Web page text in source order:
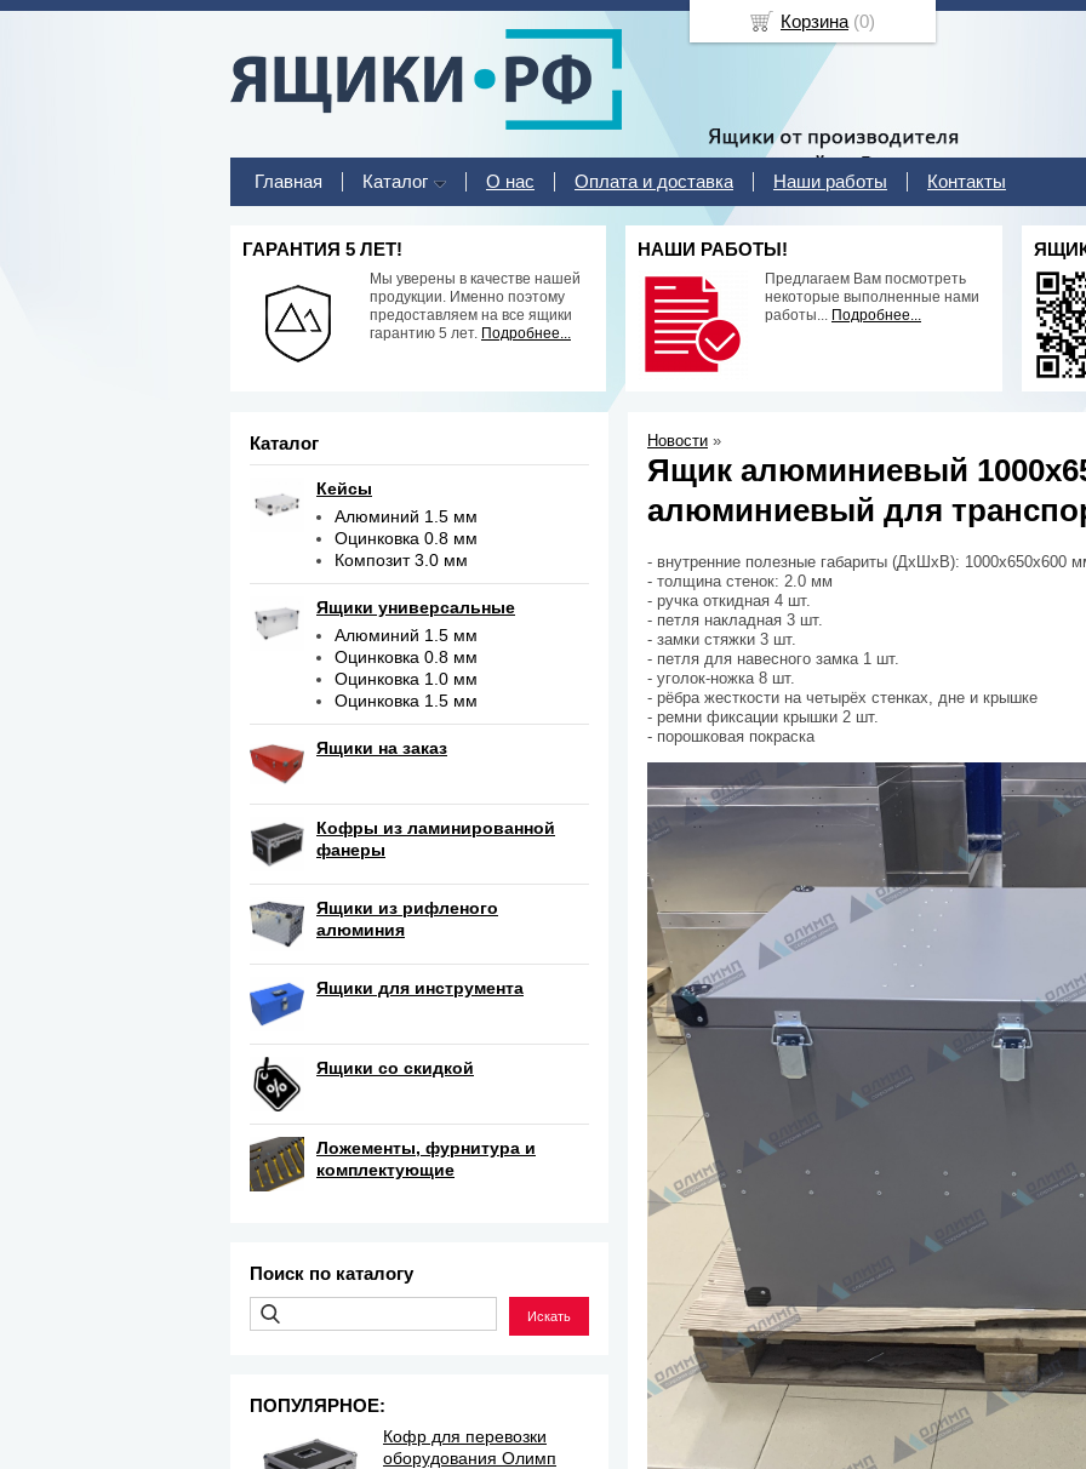
Главная Каталог О нас Оплата и доставка Наши работы Контакты
ГАРАНТИЯ 5 ЛЕТ!
Мы уверены в качестве нашей
продукции. Именно поэтому
предоставляем на все ящики
гарантию 5 лет. Подробнее...
НАШИ РАБОТЫ!
Предлагаем Вам посмотреть
некоторые выполненные нами
работы... Подробнее...
Каталог
Кейсы
Алюминий 1.5 мм
Оцинковка 0.8 мм
Композит 3.0 мм
Ящики универсальные
Алюминий 1.5 мм
Оцинковка 0.8 мм
Оцинковка 1.0 мм
Оцинковка 1.5 мм
Ящики на заказ
Кофры из ламинированной
фанеры
Ящики из рифленого
алюминия
Ящики для инструмента
Ящики со скидкой
Ложементы, фурнитура и
комплектующие
Поиск по каталогу
ПОПУЛЯРНОЕ:
Кофр для перевозки
оборудования Олимп
Новости »
Ящик алюминиевый
алюминиевый для
- внутренние полезные габариты (ДхШхВ): 1000х650х600
- толщина стенок: 2.0 мм
- ручка откидная 4 шт.
- петля накладная 3 шт.
- замки стяжки 3 шт.
- петля для навесного замка 1 шт.
- уголок-ножка 8 шт.
- рёбра жесткости на четырёх стенках, дне и крышке
- ремни фиксации крышки 2 шт.
- порошковая покраска
Корзина (0)